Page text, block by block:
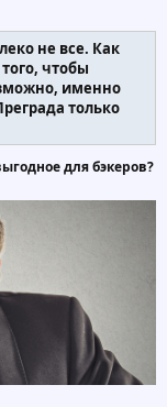
не все. Как
чтобы
именно
только
для бэкеров?